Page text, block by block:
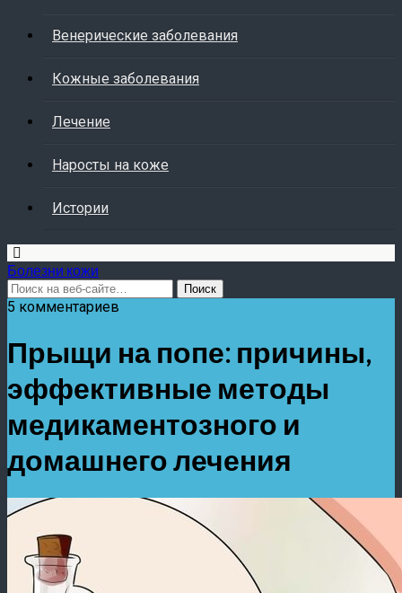
Венерические заболевания
Кожные заболевания
Лечение
Наросты на коже
Истории
Болезни кожи
5 комментариев
Прыщи на попе: причины,
эффективные методы
медикаментозного и
домашнего лечения